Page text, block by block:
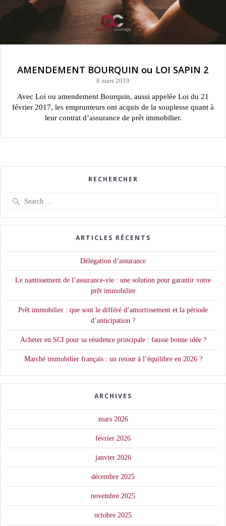
AMENDEMENT BOURQUIN ou LOI SAPIN 2
8 mars 2019
Avec Loi ou amendement Bourquin, aussi appelée Loi du 21
février 2017, les emprunteurs ont acquis de la souplesse quant à
leur contrat d’assurance de prêt immobilier.
RECHERCHER
ARTICLES RÉCENTS
Délégation d’assurance
Le nantissement de l’assurance-vie : une solution pour garantir votre
prêt immobilier
Prêt immobilier : que sont le différé d’amortissement et la période
d’anticipation ?
Acheter en SCI pour sa résidence principale : fausse bonne idée ?
Marché immobilier français : un retour à l’équilibre en 2026 ?
ARCHIVES
mars 2026
février 2026
janvier 2026
décembre 2025
novembre 2025
octobre 2025